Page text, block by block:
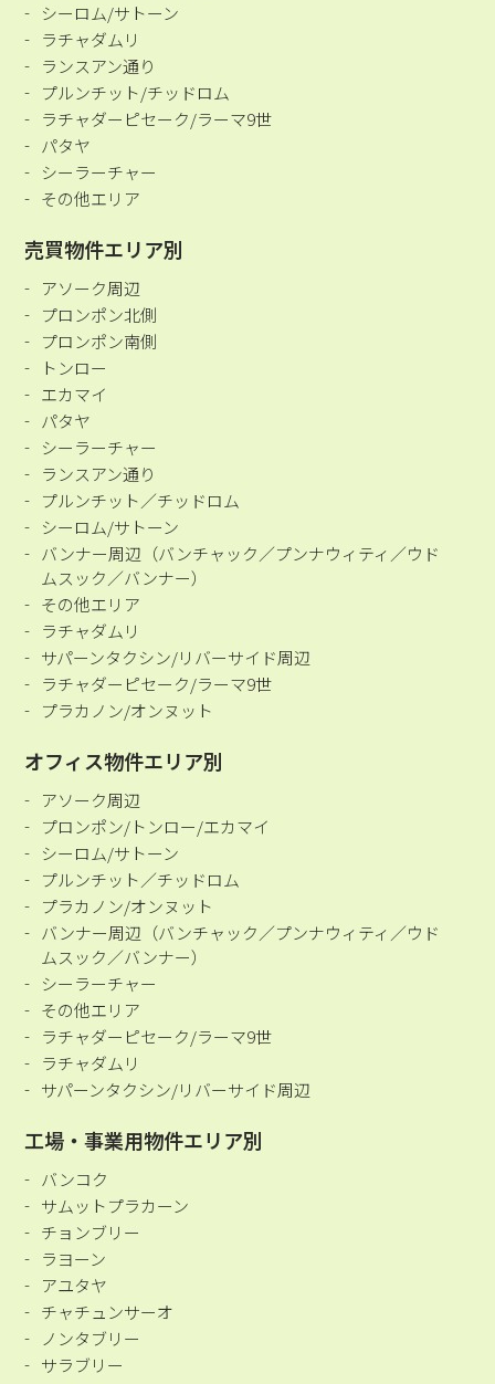
シーロム/サトーン
ラチャダムリ
ランスアン通り
プルンチット/チッドロム
ラチャダーピセーク/ラーマ9世
パタヤ
シーラーチャー
その他エリア
売買物件エリア別
アソーク周辺
プロンポン北側
プロンポン南側
トンロー
エカマイ
パタヤ
シーラーチャー
ランスアン通り
プルンチット／チッドロム
シーロム/サトーン
バンナー周辺（バンチャック／プンナウィティ／ウド
ムスック／バンナー）
その他エリア
ラチャダムリ
サパーンタクシン/リバーサイド周辺
ラチャダーピセーク/ラーマ9世
プラカノン/オンヌット
オフィス物件エリア別
アソーク周辺
プロンポン/トンロー/エカマイ
シーロム/サトーン
プルンチット／チッドロム
プラカノン/オンヌット
バンナー周辺（バンチャック／プンナウィティ／ウド
ムスック／バンナー）
シーラーチャー
その他エリア
ラチャダーピセーク/ラーマ9世
ラチャダムリ
サパーンタクシン/リバーサイド周辺
工場・事業用物件エリア別
バンコク
サムットプラカーン
チョンブリー
ラヨーン
アユタヤ
チャチュンサーオ
ノンタブリー
サラブリー